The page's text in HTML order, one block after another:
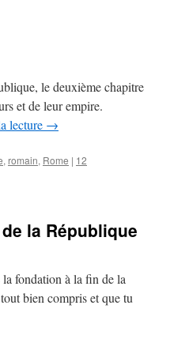
le deuxième chapitre
et de leur empire.
lecture →
, romain, Rome | 12
la République
fondation à la fin de la
bien compris et que tu